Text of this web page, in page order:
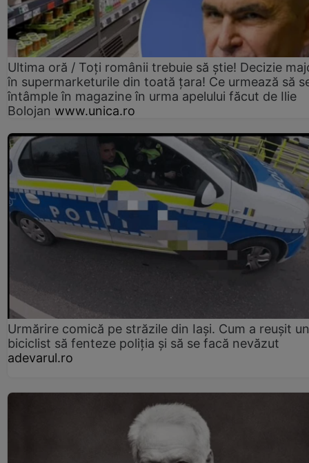
Ultima oră / Toți românii trebuie să știe! Decizie
în supermarketurile din toată țara! Ce urmează să
întâmple în magazine în urma apelului făcut de Ilie
Bolojan www.unica.ro
Urmărire comică pe străzile din Iași. Cum a reușit un
biciclist să fenteze poliția și să se facă nevăzut
adevarul.ro